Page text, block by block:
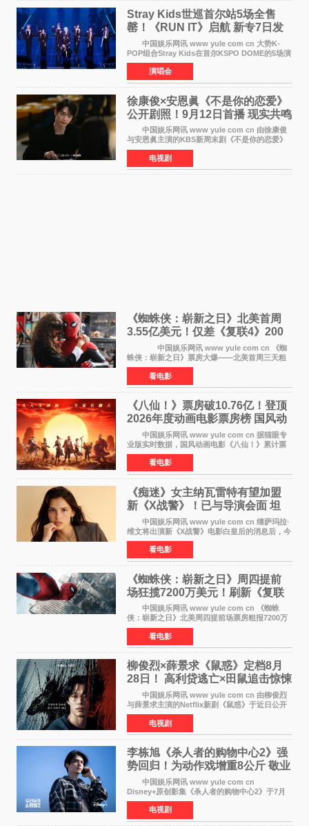
Stray Kids世巡首尔站5场全售
罄！《RUN IT》启航 新专7日发
中国娱乐网讯 www yule com cn 大势K-
POP组合Stray Kids在首尔KSPO DOME的5场演
唱会全部售罄，为新世界巡演拉开序幕。据所属
社JYP娱乐透露，Stray Kids于上月25至26日、
29日及本月1至2日
演唱会
徐康俊×安恩眞《不是你的恋爱》
公开剧照！9月12日首播 现实共鸣
罗曼史来袭
中国娱乐网讯 www yule com cn 由徐康俊
与安恩眞主演的KBS新周末剧《不是你的恋爱》
于近日公开首波剧照，正式定档9月12日首
播。 剧照中，徐康俊与安恩眞并肩而坐，眼
神中流露出复杂而微
电视剧
《蜘蛛侠：崭新之日》北美首周
3.55亿美元！仅差《复联4》200
万 影史第二全球开画
中国娱乐网讯 www yule com cn 《蜘
蛛侠：崭新之日》票房大爆——北美首周三天粗
报3 55亿美元，仅比影史最高北美开画《复仇者
联盟4：终局之战》的3 571亿美元少200万出头，
精报调整后仍
看电影
《八仙！》票房破10.76亿！登顶
2026年度动画电影票房榜 国风动
画逆袭暑期档
中国娱乐网讯 www yule com cn 据猫眼专
业版实时数据，国风动画电影《八仙！》累计票
房突破10 76亿元，超过《熊出没·年年有熊》，
暂列2026年度动画影片票房榜冠军。该片自暑期
档登陆院线以
看电影
《痴迷》女主纳瓦雷特有望加盟
新《X战警》！已与导演会面 坦
言“魔形女一直很酷”
中国娱乐网讯 www yule com cn 继萨玛拉·
维文将出演新《X战警》电影白皇后的消息后，今
年暑期档大热恐怖片《痴迷》女主角印达·纳瓦雷
特也有望加盟这部备受瞩目的漫威新作——目前
还处于有
看电影
《蜘蛛侠：崭新之日》周四提前
场狂揽7200万美元！刷新《复联
4》保持影史纪录
中国娱乐网讯 www yule com cn 《蜘蛛
侠：崭新之日》北美周四提前场票房粗报7200万
美元，创下影史单片北美提前场票房新纪录——
此前该纪录由《复仇者联盟4：终局之战》的6000
万美元保持，本
看电影
柳俊烈×薛景求《鼠惑》定档8月
28日！ 高利贷逃亡×田鼠追击惊悚
来袭
中国娱乐网讯 www yule com cn 由柳俊烈
与薛景求主演的Netflix新剧《鼠惑》于近日公开
主海报，正式定档8月28日上线。 海报中，柳
俊烈与薛景求背对背站立，各自朝向相反方向，
幽暗的色调与
电视剧
李栋旭《杀人者的购物中心2》强
势回归！为动作戏增重8公斤 敬业
获赞
中国娱乐网讯 www yule com cn
Disney+原创影集《杀人者的购物中心2》于7月
22日正式上线，由男神李栋旭主演的郑进湾以2 0
完全体强势回归。该剧第一季曾被《纽约时报》
评选为全球最佳影集之一
电视剧